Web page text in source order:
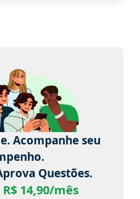
Acompanhe seu
Questões.
14,90/mês